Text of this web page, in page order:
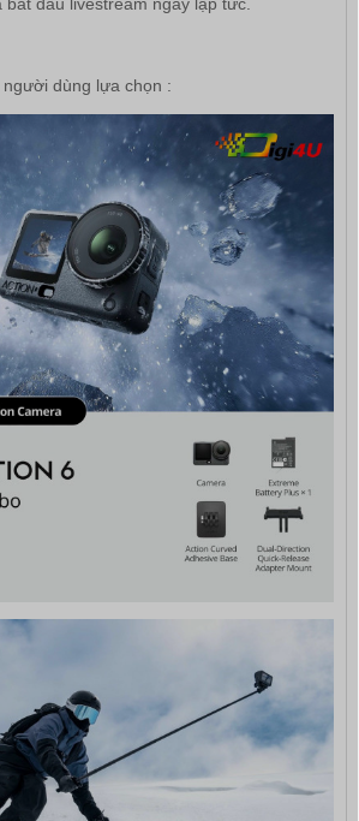
dùng lựa chọn :